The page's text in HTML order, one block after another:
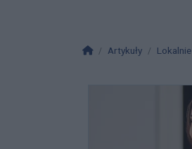
Strona główna
Artykuły Lokalnie